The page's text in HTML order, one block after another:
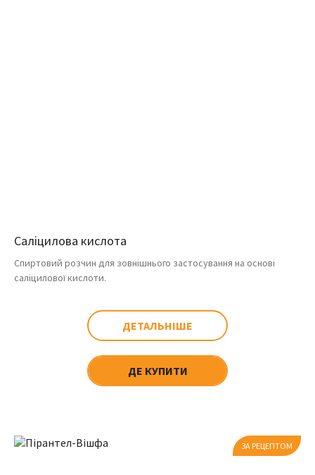
Саліцилова кислота
Спиртовий розчин для зовнішнього застосування на основі
саліцилової кислоти.
ДЕТАЛЬНІШЕ
ДЕ КУПИТИ
ЗА РЕЦЕПТОМ